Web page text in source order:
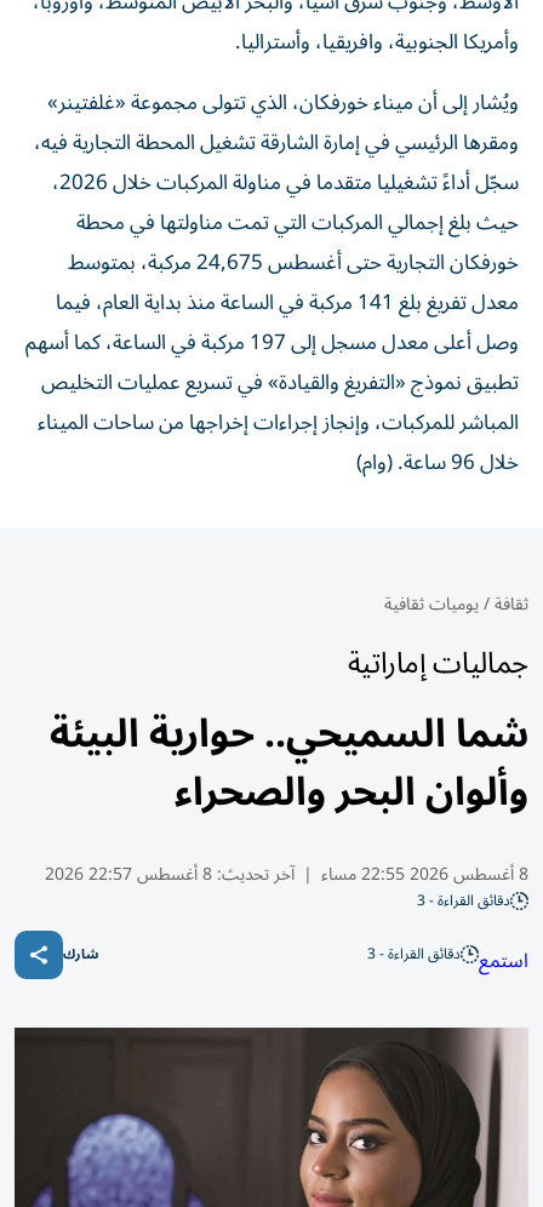
وأمريكا الجنوبية، وافريقيا، وأستراليا.
ويُشار إلى أن ميناء خورفكان، الذي تتولى مجموعة «غلفتينر»
ومقرها الرئيسي في إمارة الشارقة تشغيل المحطة التجارية فيه،
سجّل أداءً تشغيليا متقدما في مناولة المركبات خلال 2026،
حيث بلغ إجمالي المركبات التي تمت مناولتها في محطة
خورفكان التجارية حتى أغسطس 24,675 مركبة، بمتوسط
معدل تفريغ بلغ 141 مركبة في الساعة منذ بداية العام، فيما
وصل أعلى معدل مسجل إلى 197 مركبة في الساعة، كما أسهم
تطبيق نموذج «التفريغ والقيادة» في تسريع عمليات التخليص
المباشر للمركبات، وإنجاز إجراءات إخراجها من ساحات الميناء
خلال 96 ساعة. (وام)
ثقافة/يوميات ثقافية
جماليات إماراتية
شما السميحي.. حوارية البيئة
وألوان البحر والصحراء
8 أغسطس 2026 22:55 مساء | آخر تحديث:8 أغسطس 22:57 2026
دقائق القراءة - 3
استمع دقائق القراءة - 3 شارك